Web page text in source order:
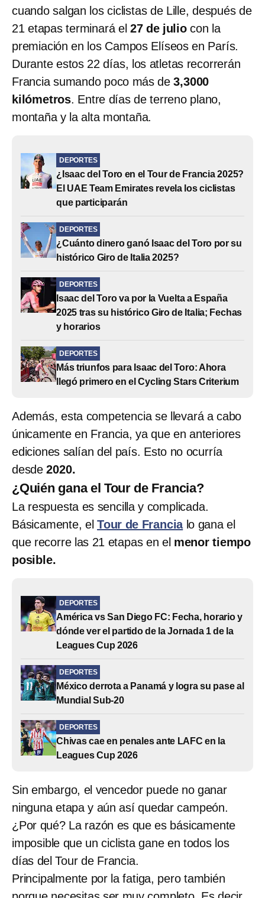
cuando salgan los ciclistas de Lille, después de
21 etapas terminará el 27 de juliocon la
premiación en los Campos Elíseos en París.
Durante estos 22 días, los atletas recorrerán
Francia sumando poco más de3,3000
kilómetros. Entre días de terreno plano,
montaña y la alta montaña.
DEPORTES
¿Isaac del Toro en el Tour de Francia 2025?
El UAE Team Emirates revela los ciclistas
que participarán
DEPORTES
¿Cuánto dinero ganó Isaac del Toro por su
histórico Giro de Italia 2025?
DEPORTES
Isaac del Toro va por la Vuelta a España
2025 tras su histórico Giro de Italia; Fechas
y horarios
DEPORTES
Más triunfos para Isaac del Toro: Ahora
llegó primero en el Cycling Stars Criterium
Además, esta competencia se llevará a cabo
únicamente en Francia, ya que en anteriores
ediciones salían del país. Esto no ocurría
desde2020.
¿Quién gana el Tour de Francia?
La respuesta es sencilla y complicada.
Básicamente, elTour de Francialo gana el
que recorre las 21 etapas en el menor tiempo
posible.
DEPORTES
América vs San Diego FC: Fecha, horario y
dónde ver el partido de la Jornada 1 de la
Leagues Cup 2026
DEPORTES
México derrota a Panamá y logra su pase al
Mundial Sub-20
DEPORTES
Chivas cae en penales ante LAFC en la
Leagues Cup 2026
Sin embargo, el vencedor puede no ganar
ninguna etapa y aún así quedar campeón.
¿Por qué? La razón es que es básicamente
imposible que un ciclista gane en todos los
días del Tour de Francia.
Principalmente por la fatiga, pero también